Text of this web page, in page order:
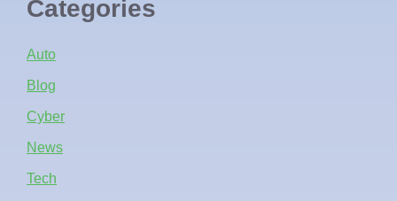
Categories
Auto
Blog
Cyber
News
Tech